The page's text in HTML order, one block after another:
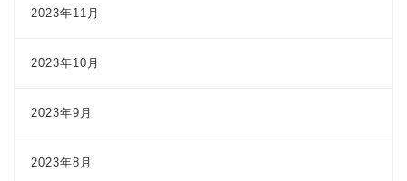
2023年11月
2023年10月
2023年9月
2023年8月